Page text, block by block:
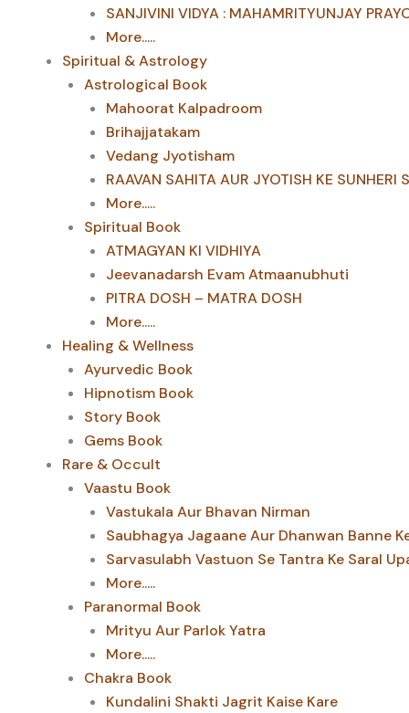
SANJIVINI VIDYA : MAHAMRITYUNJAY
More.....
Spiritual & Astrology
Astrological Book
Mahoorat Kalpadroom
Brihajjatakam
Vedang Jyotisham
RAAVAN SAHITA AUR JYOTISH KE SUNHERI
More.....
Spiritual Book
ATMAGYAN KI VIDHIYA
Jeevanadarsh Evam Atmaanubhuti
PITRA DOSH – MATRA DOSH
More.....
Healing & Wellness
Ayurvedic Book
Hipnotism Book
Story Book
Gems Book
Rare & Occult
Vaastu Book
Vastukala Aur Bhavan Nirman
Saubhagya Jagaane Aur Dhanwan Banne
Sarvasulabh Vastuon Se Tantra Ke Saral
More.....
Paranormal Book
Mrityu Aur Parlok Yatra
More.....
Chakra Book
Kundalini Shakti Jagrit Kaise Kare